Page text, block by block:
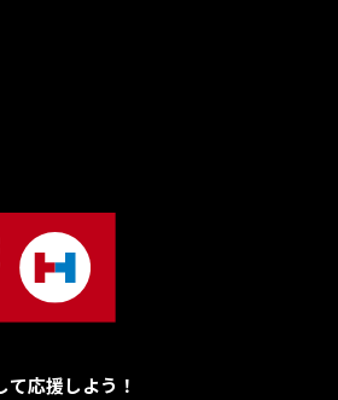
応援しよう！